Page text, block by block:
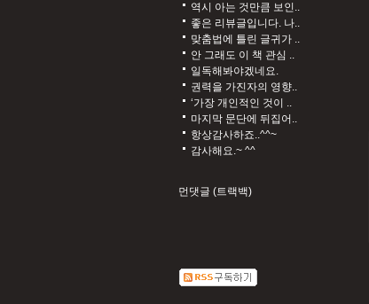
역시 아는 것만큼 보인..
좋은 리뷰글입니다. 나..
맞춤법에 틀린 글귀가 ..
안 그래도 이 책 관심 ..
일독해봐야겠네요.
권력을 가진자의 영향..
‘가장 개인적인 것이 ..
마지막 문단에 뒤집어..
항상감사하죠..^^~
감사해요.~ ^^
먼댓글 (트랙백)